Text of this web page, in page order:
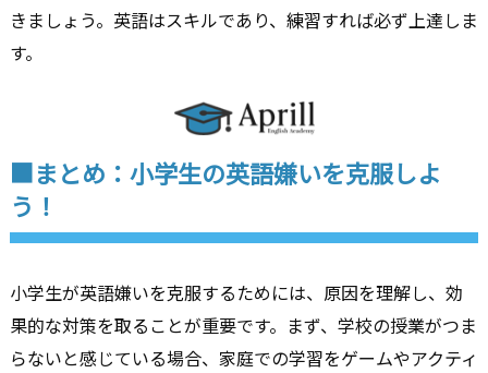
きましょう。英語はスキルであり、練習すれば必ず上達しま
す。
■まとめ：小学生の英語嫌いを克服しよ
う！
小学生が英語嫌いを克服するためには、原因を理解し、効
果的な対策を取ることが重要です。まず、学校の授業がつま
らないと感じている場合、家庭での学習をゲームやアクティ